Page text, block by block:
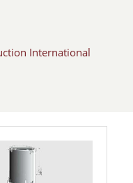
International